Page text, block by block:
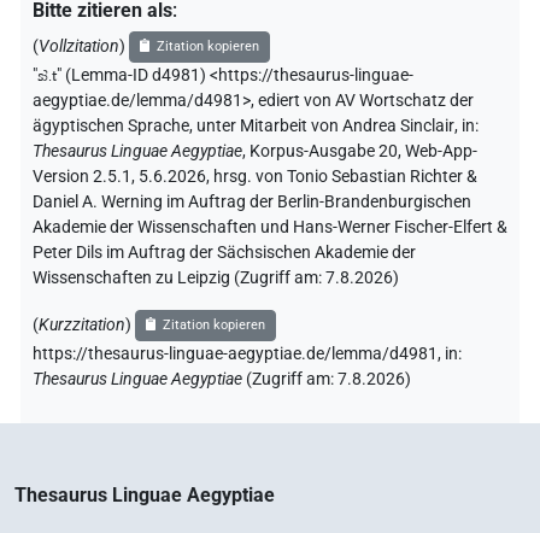
Bitte zitieren als:
(Vollzitation) Zitation kopieren
"sꜣ.t" (Lemma-ID d4981) <https://thesaurus-linguae-
aegyptiae.de/lemma/d4981>,ediert von AV Wortschatz der
ägyptischen Sprache, unter Mitarbeit von Andrea Sinclair, in:
Thesaurus Linguae Aegyptiae, Korpus-Ausgabe 20, Web-App-
Version 2.5.1, 5.6.2026, hrsg. von Tonio Sebastian Richter &
Daniel A. Werning im Auftrag der Berlin-Brandenburgischen
Akademie der Wissenschaften und Hans-Werner Fischer-Elfert &
Peter Dils im Auftrag der Sächsischen Akademie der
Wissenschaften zu Leipzig (Zugriff am:7.8.2026)
(Kurzzitation) Zitation kopieren
https://thesaurus-linguae-aegyptiae.de/lemma/d4981, in:
Thesaurus Linguae Aegyptiae (Zugriff am:7.8.2026)
Thesaurus Linguae Aegyptiae